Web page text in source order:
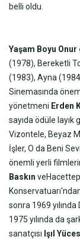
belli oldu.
Yaşam Boyu
(1978), Bereketli
(1983), Ayna
Sinemasında
yönetmeni Erden
sayıda ödüle layık
Vizontele, Beyaz
İşler, O da Beni
önemli yerli
Baskın
sonra 1969
1975 yılında da
sanatçısı Işıl